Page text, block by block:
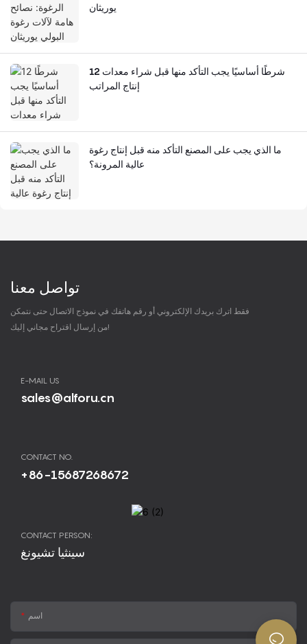
يوريثان
12 شرطًا أساسيًا يجب التأكد منها قبل شراء معدات
إنتاج المراتب
ما الذي يجب على المصنع التأكد منه قبل إنتاج رغوة
عالية المرونة؟
تواصل معنا
فقط اترك بريدك الإلكتروني أو رقم هاتفك في نموذج الاتصال حتى نتمكن
من إرسال اقتراح مجاني إليك!
E-MAIL US
sales@alforu.cn
CONTACT NO.
+86-15687268672
CONTACT PERSON:
سينثيا تشيونغ
اسم